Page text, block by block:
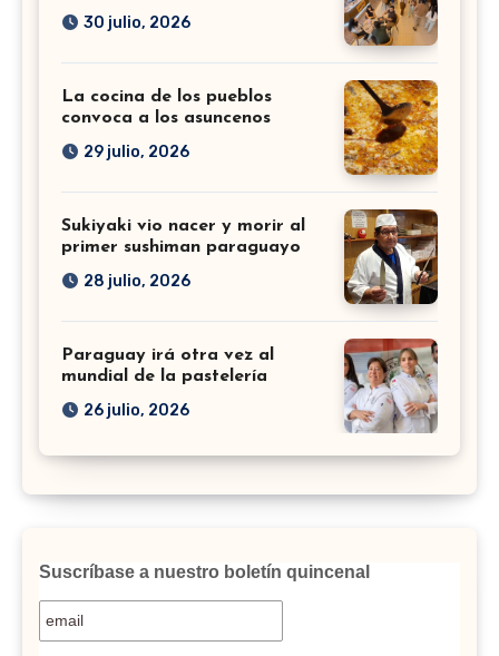
30 julio, 2026
La cocina de los pueblos
convoca a los asuncenos
29 julio, 2026
Sukiyaki vio nacer y morir al
primer sushiman paraguayo
28 julio, 2026
Paraguay irá otra vez al
mundial de la pastelería
26 julio, 2026
Suscríbase a nuestro boletín quincenal